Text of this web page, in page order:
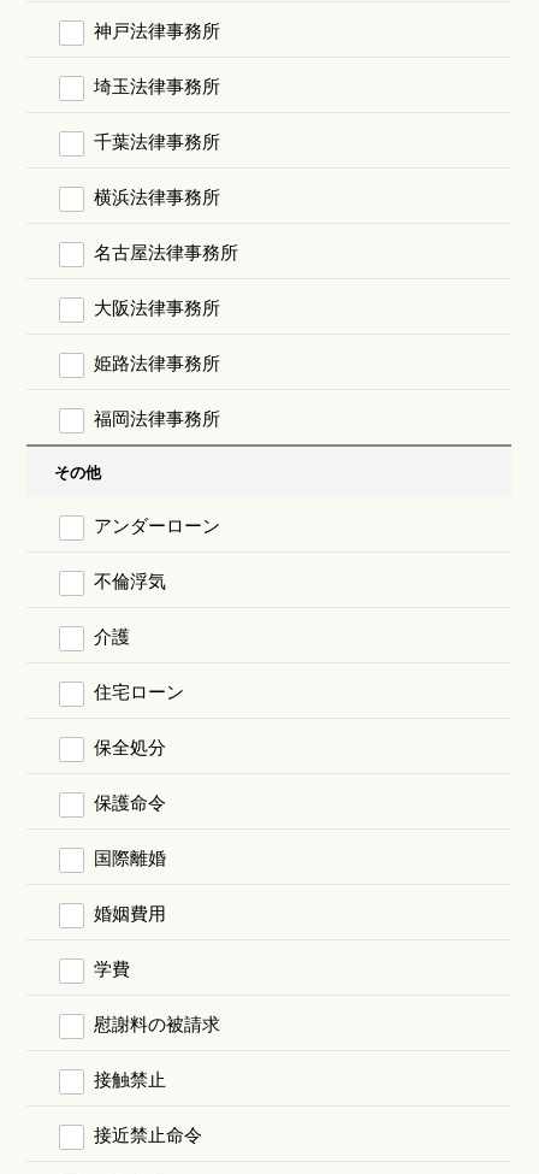
神戸法律事務所
埼玉法律事務所
千葉法律事務所
横浜法律事務所
名古屋法律事務所
大阪法律事務所
姫路法律事務所
福岡法律事務所
その他
アンダーローン
不倫浮気
介護
住宅ローン
保全処分
保護命令
国際離婚
婚姻費用
学費
慰謝料の被請求
接触禁止
接近禁止命令